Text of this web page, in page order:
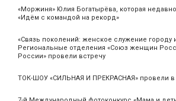
«Моржиня» Юлия Богатырёва, которая
«Идём с командой на рекорд»
«Связь поколений: женское служение городу
Региональные отделения «Союз женщин
России» провели встречу
ТОК-ШОУ «СИЛЬНАЯ И ПРЕКРАСНАЯ» провели в